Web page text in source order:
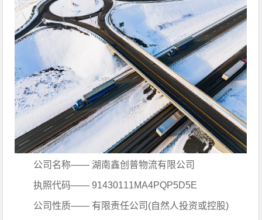
公司名称—— 湖南鑫创普物流有限公司
执照代码—— 91430111MA4PQP5D5E
公司性质—— 有限责任公司(自然人投资或控股)